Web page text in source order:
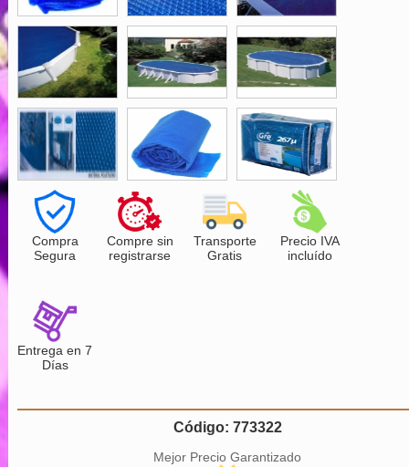
Compra
Segura
Compre sin
registrarse
Transporte
Gratis
Precio IVA
incluído
Entrega en 7
Días
Código: 773322
Mejor Precio Garantizado